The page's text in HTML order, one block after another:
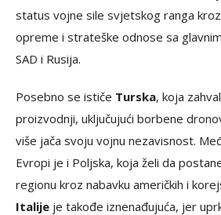
status vojne sile svjetskog ranga
opreme i strateške odnose sa
SAD i Rusija.
Posebno se ističe Turska, koja
proizvodnji, uključujući borbene
više jača svoju vojnu nezavisnost.
Evropi je i Poljska, koja želi da
regionu kroz nabavku američkih i
Italije je takođe iznenađujuća, jer